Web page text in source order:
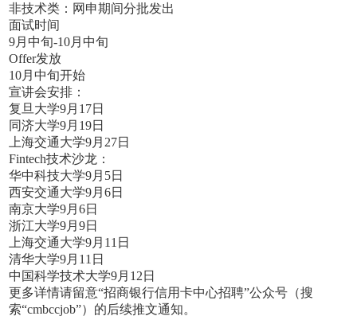
非技术类：网申期间分批发出
面试时间
9月中旬-10月中旬
Offer发放
10月中旬开始
宣讲会安排：
复旦大学9月17日
同济大学9月19日
上海交通大学9月27日
Fintech技术沙龙：
华中科技大学9月5日
西安交通大学9月6日
南京大学9月6日
浙江大学9月9日
上海交通大学9月11日
清华大学9月11日
中国科学技术大学9月12日
更多详情请留意“招商银行信用卡中心招聘”公众号（搜
索“cmbccjob”）的后续推文通知。